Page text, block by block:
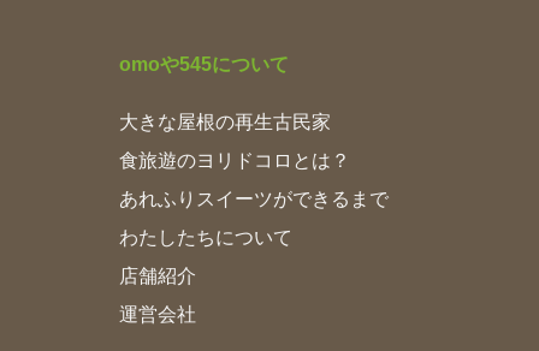
omoや545について
大きな屋根の再生古民家
食旅遊のヨリドコロとは？
あれふりスイーツができるまで
わたしたちについて
店舗紹介
運営会社